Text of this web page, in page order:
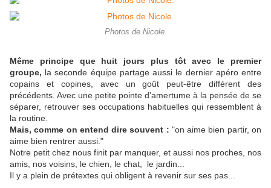
Photos de Nicole.
Même principe que huit jours plus tôt avec le premier
groupe, la seconde équipe partage aussi le dernier apéro entre
copains et copines, avec un goût peut-être différent des
précédents. Avec une petite pointe d'amertume à la pensée de se
séparer, retrouver ses occupations habituelles qui ressemblent à
la routine.
Mais, comme on entend dire souvent : "on aime bien partir, on
aime bien rentrer aussi."
Notre petit chez nous finit par manquer, et aussi nos proches, nos
amis, nos voisins, le chien, le chat, le jardin...
Il y a plein de prétextes qui obligent à revenir sur ses pas...